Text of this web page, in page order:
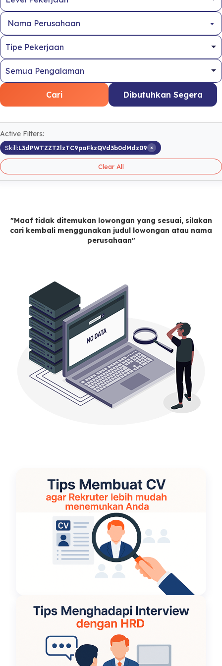
Nama Perusahaan
Cari Dibutuhkan Segera
Active Filters:
Skill:L3dPWTZZT2lzTC9paFkzQVd3b0dMdz09 ×
Clear All
"Maaf tidak ditemukan lowongan yang sesuai, silakan
cari kembali menggunakan judul lowongan atau nama
perusahaan"